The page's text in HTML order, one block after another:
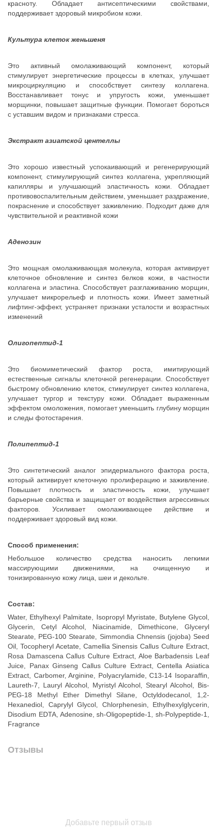
красноту. Обладает антисептическими свойствами,
поддерживает здоровый микробиом кожи.
Культура клеток женьшеня
Это активный омолаживающий компонент, который
стимулирует энергетические процессы в клетках, улучшает
микроциркуляцию и способствует синтезу коллагена.
Восстанавливает тонус и упругость кожи, уменьшает
морщинки, повышает защитные функции. Помогает бороться
с уставшим видом и признаками стресса.
Экстракт азиатской центеллы
Это хорошо известный успокаивающий и регенерирующий
компонент, стимулирующий синтез коллагена, укрепляющий
капилляры и улучшающий эластичность кожи. Обладает
противовоспалительным действием, уменьшает раздражение,
покраснение и способствует заживлению. Подходит даже для
чувствительной и реактивной кожи
Аденозин
Это мощная омолаживающая молекула, которая активирует
клеточное обновление и синтез белков кожи, в частности
коллагена и эластина. Способствует разглаживанию морщин,
улучшает микрорельеф и плотность кожи. Имеет заметный
лифтинг-эффект, устраняет признаки усталости и возрастных
изменений
Олигопептид-1
Это биомиметический фактор роста, имитирующий
естественные сигналы клеточной регенерации. Способствует
быстрому обновлению клеток, стимулирует синтез коллагена,
улучшает тургор и текстуру кожи. Обладает выраженным
эффектом омоложения, помогает уменьшить глубину морщин
и следы фотостарения.
Полипептид-1
Это синтетический аналог эпидермального фактора роста,
который активирует клеточную пролиферацию и заживление.
Повышает плотность и эластичность кожи, улучшает
барьерные свойства и защищает от воздействия агрессивных
факторов. Усиливает омолаживающее действие и
поддерживает здоровый вид кожи.
Способ применения:
Небольшое количество средства наносить легкими
массирующими движениями, на очищенную и
тонизированную кожу лица, шеи и декольте.
Состав:
Water, Ethylhexyl Palmitate, Isopropyl Myristate, Butylene Glycol,
Glycerin, Cetyl Alcohol, Niacinamide, Dimethicone, Glyceryl
Stearate, PEG-100 Stearate, Simmondia Chnensis (jojoba) Seed
Oil, Tocopheryl Acetate, Camellia Sinensis Callus Culture Extract,
Rosa Damascena Callus Culture Extract, Aloe Barbadensis Leaf
Juice, Panax Ginseng Callus Culture Extract, Centella Asiatica
Extract, Carbomer, Arginine, Polyacrylamide, C13-14 Isoparaffin,
Laureth-7, Lauryl Alcohol, Myristyl Alcohol, Stearyl Alcohol, Bis-
PEG-18 Methyl Ether Dimethyl Silane, Octyldodecanol, 1,2-
Hexanediol, Caprylyl Glycol, Chlorphenesin, Ethylhexylglycerin,
Disodium EDTA, Adenosine, sh-Oligopeptide-1, sh-Polypeptide-1,
Fragrance
Отзывы
Добавьте первый отзыв